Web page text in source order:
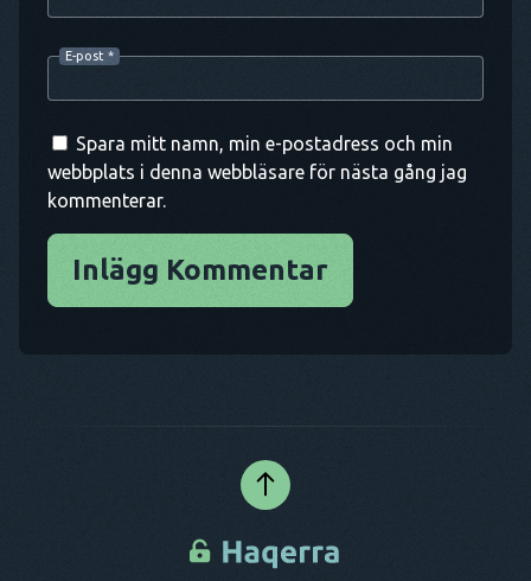
E-post *
Spara mitt namn, min e-postadress och min
webbplats i denna webbläsare för nästa gång jag
kommenterar.
Inlägg Kommentar